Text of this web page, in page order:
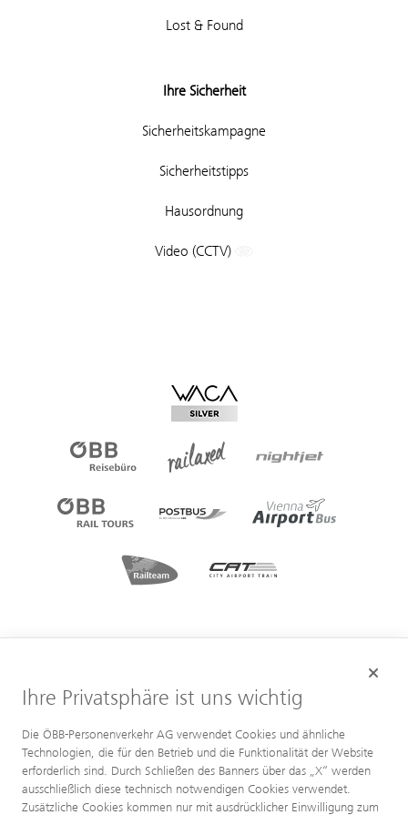
Ihre Privatsphäre ist uns wichtig
Die ÖBB-Personenverkehr AG verwendet Cookies und ähnliche
Technologien, die für den Betrieb und die Funktionalität der Website
erforderlich sind. Durch Schließen des Banners über das „X“ werden
ausschließlich diese technisch notwendigen Cookies verwendet.
Zusätzliche Cookies kommen nur mit ausdrücklicher Einwilligung zum
Lost & Found
Ihre Sicherheit
Sicherheitskampagne
Sicherheitstipps
Hausordnung
Video (CCTV)